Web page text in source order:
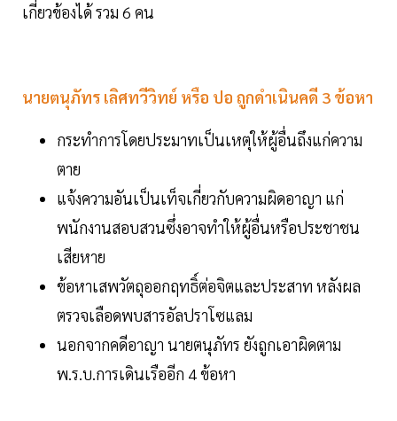
เกี่ยวข้องได้ รวม 6 คน
นายตนุภัทร เลิศทวีวิทย์ หรือ ปอ ถูกดำเนินคดี 3 ข้อหา
กระทำการโดยประมาทเป็นเหตุให้ผู้อื่นถึงแก่ความ
ตาย
แจ้งความอันเป็นเท็จเกี่ยวกับความผิดอาญา แก่
พนักงานสอบสวนซึ่งอาจทำให้ผู้อื่นหรือประชาชน
เสียหาย
ข้อหาเสพวัตถุออกฤทธิ์ต่อจิตและประสาท หลังผล
ตรวจเลือดพบสารอัลปราโซแลม
นอกจากคดีอาญา นายตนุภัทร ยังถูกเอาผิดตาม
พ.ร.บ.การเดินเรืออีก 4 ข้อหา